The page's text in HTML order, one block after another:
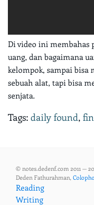
Di video ini membahas
uang, dan bagaimana
kelompok, sampai bisa
sebuah alat, tapi bisa
senjata.
Tags:daily found,
© notes.dedenf.com 2011 —
Deden Fathurahman,
Reading
Writing